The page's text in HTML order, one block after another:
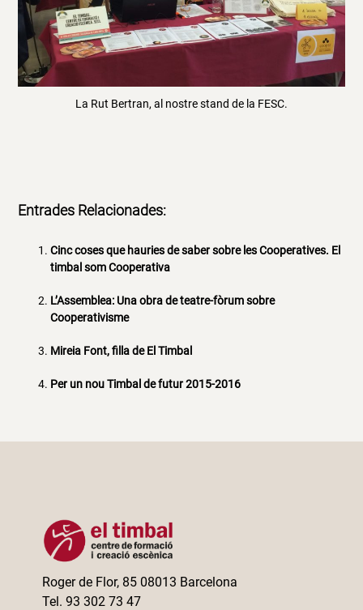
La Rut Bertran, al nostre stand de la FESC.
Entrades Relacionades:
Cinc coses que hauries de saber sobre les Cooperatives. El
timbal som Cooperativa
L’Assemblea: Una obra de teatre-fòrum sobre
Cooperativisme
Mireia Font, filla de El Timbal
Per un nou Timbal de futur 2015-2016
Roger de Flor, 85 08013 Barcelona
Tel. 93 302 73 47